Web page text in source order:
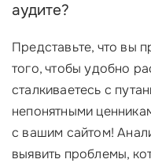
аудите?
Представьте, что вы
того, чтобы удобно
сталкиваетесь с
непонятными
с вашим сайтом!
выявить проблемы,